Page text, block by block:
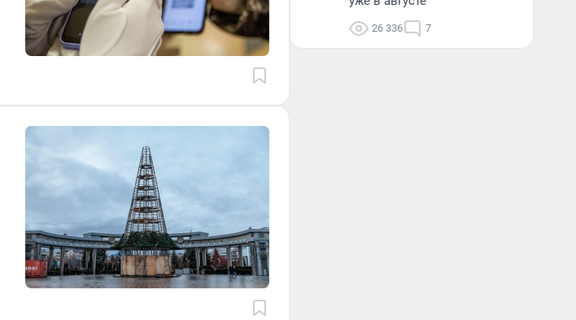
26 336 7